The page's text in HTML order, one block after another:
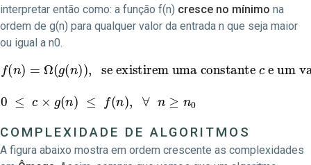
interpretar então como: a função f(n) cresce no mínimo na
ordem de g(n) para qualquer valor da entrada n que seja maior
ou igual a n0.
f( =Ω(g(n)) se existirem uma constantec
e um valorn tal que0≤c× g(n)≤ f(n),∀n≥n0
COMPLEXIDADE DE ALGORITMOS
A figura abaixo mostra em ordem crescente as complexidades